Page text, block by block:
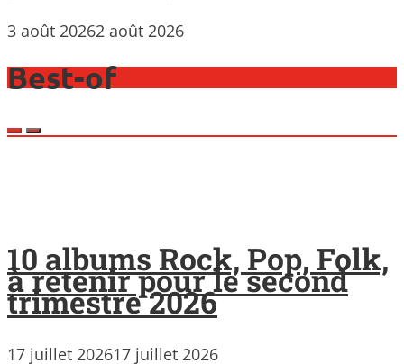
3 août 20262 août 2026
Best-of
10 albums Rock, Pop, Folk,
à retenir pour le second
trimestre 2026
17 juillet 202617 juillet 2026